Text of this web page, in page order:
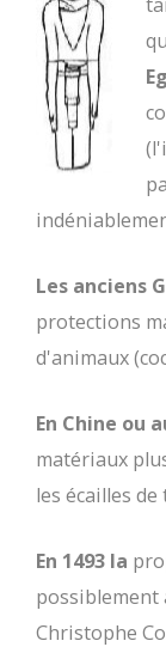
Les anciens
protections
d'animaux
En Chine ou
matériaux
les écailles
En 1493 la
possiblement
Christophe